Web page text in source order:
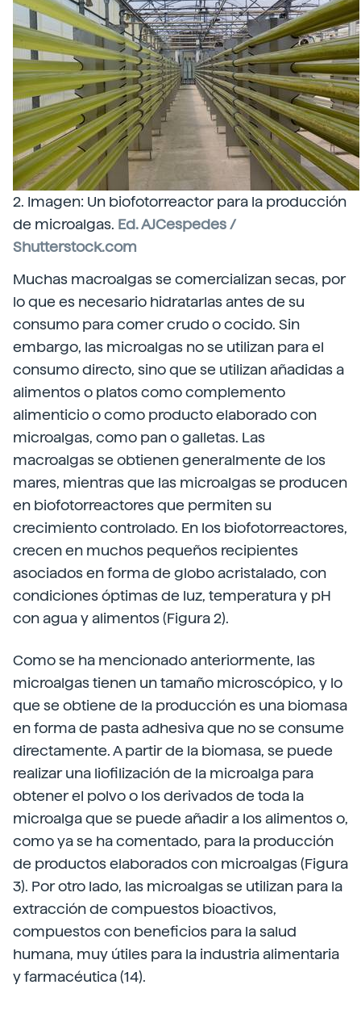
2. Imagen: Un biofotorreactor para la producción
de microalgas. Ed. AJCespedes /
Shutterstock.com
Muchas macroalgas se comercializan secas, por
lo que es necesario hidratarlas antes de su
consumo para comer crudo o cocido. Sin
embargo, las microalgas no se utilizan para el
consumo directo, sino que se utilizan añadidas a
alimentos o platos como complemento
alimenticio o como producto elaborado con
microalgas, como pan o galletas. Las
macroalgas se obtienen generalmente de los
mares, mientras que las microalgas se producen
en biofotorreactores que permiten su
crecimiento controlado. En los biofotorreactores,
crecen en muchos pequeños recipientes
asociados en forma de globo acristalado, con
condiciones óptimas de luz, temperatura y pH
con agua y alimentos (Figura 2).
Como se ha mencionado anteriormente, las
microalgas tienen un tamaño microscópico, y lo
que se obtiene de la producción es una biomasa
en forma de pasta adhesiva que no se consume
directamente. A partir de la biomasa, se puede
realizar una liofilización de la microalga para
obtener el polvo o los derivados de toda la
microalga que se puede añadir a los alimentos o,
como ya se ha comentado, para la producción
de productos elaborados con microalgas (Figura
3). Por otro lado, las microalgas se utilizan para la
extracción de compuestos bioactivos,
compuestos con beneficios para la salud
humana, muy útiles para la industria alimentaria
y farmacéutica (14).